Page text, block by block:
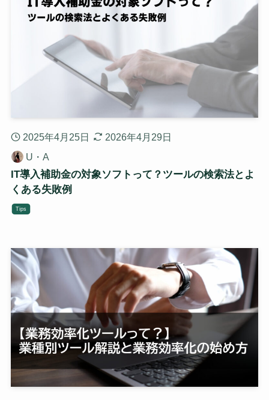
2025年4月25日
2026年4月29日
U・A
IT導入補助金の対象ソフトって？ツールの検索法とよ
くある失敗例
Tips